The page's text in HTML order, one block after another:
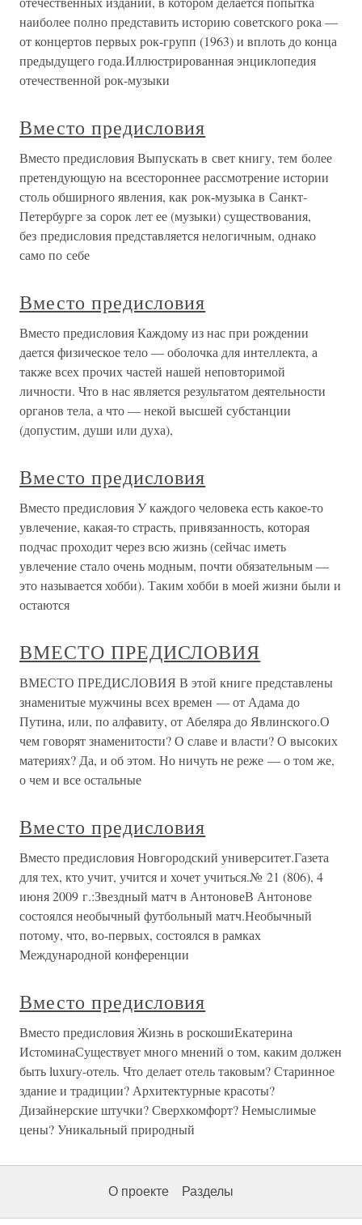
наиболее полно представить историю советского рока —
от концертов первых рок-групп (1963) и вплоть до конца
предыдущего года.Иллюстрированная энциклопедия
отечественной рок-музыки
Вместо предисловия
Вместо предисловия Выпускать в свет книгу, тем более
претендующую на всестороннее рассмотрение истории
столь обширного явления, как рок-музыка в Санкт-
Петербурге за сорок лет ее (музыки) существования,
без предисловия представляется нелогичным, однако
само по себе
Вместо предисловия
Вместо предисловия Каждому из нас при рождении
дается физическое тело — оболочка для интеллекта, а
также всех прочих частей нашей неповторимой
личности. Что в нас является результатом деятельности
органов тела, а что — некой высшей субстанции
(допустим, души или духа),
Вместо предисловия
Вместо предисловия У каждого человека есть какое-то
увлечение, какая-то страсть, привязанность, которая
подчас проходит через всю жизнь (сейчас иметь
увлечение стало очень модным, почти обязательным —
это называется хобби). Таким хобби в моей жизни были и
остаются
ВМЕСТО ПРЕДИСЛОВИЯ
ВМЕСТО ПРЕДИСЛОВИЯ В этой книге представлены
знаменитые мужчины всех времен — от Адама до
Путина, или, по алфавиту, от Абеляра до Явлинского.О
чем говорят знаменитости? О славе и власти? О высоких
материях? Да, и об этом. Но ничуть не реже — о том же,
о чем и все остальные
Вместо предисловия
Вместо предисловия Новгородский университет.Газета
для тех, кто учит, учится и хочет учиться.№ 21 (806), 4
июня 2009 г.:Звездный матч в АнтоновеВ Антонове
состоялся необычный футбольный матч.Необычный
потому, что, во-первых, состоялся в рамках
Международной конференции
Вместо предисловия
Вместо предисловия Жизнь в роскошиЕкатерина
ИстоминаСуществует много мнений о том, каким должен
быть luxury-отель. Что делает отель таковым? Старинное
здание и традиции? Архитектурные красоты?
Дизайнерские штучки? Сверхкомфорт? Немыслимые
цены? Уникальный природный
О проекте Разделы